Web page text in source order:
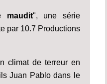
maudit", une série
par 10.7 Productions
climat de terreur en
Juan Pablo dans le